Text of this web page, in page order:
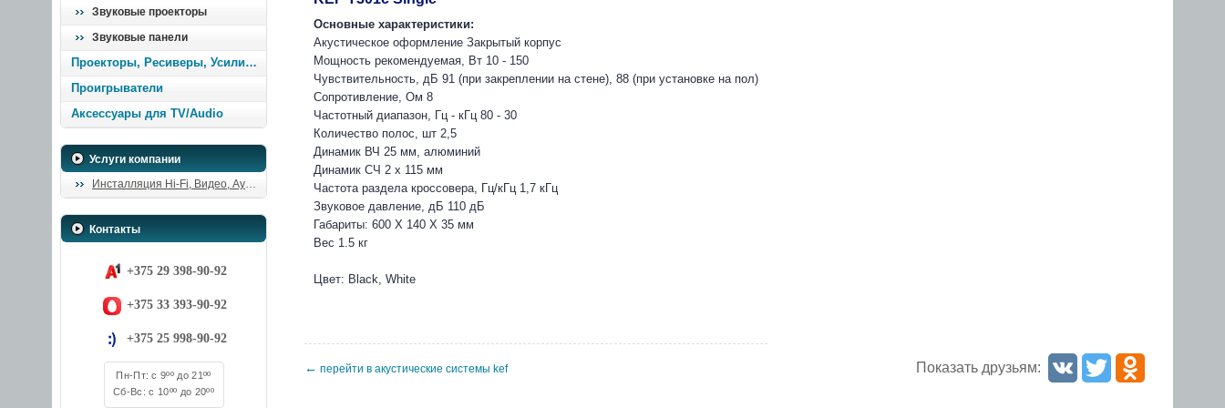
Звуковые проекторы
Звуковые панели
Проекторы, Ресиверы, Усилители
Проигрыватели
Аксессуары для TV/Audio
Услуги компании
Инсталляция Hi-Fi, Видео, Аудио
Контакты
+375 29 398-90-92
+375 33 393-90-92
+375 25 998-90-92
Пн-Пт: с 9ºº до 21ºº
Сб-Вс: с 10ºº до 20ºº
Основные характеристики:
Акустическое оформление Закрытый корпус
Мощность рекомендуемая, Вт 10 - 150
Чувствительность, дБ 91 (при закреплении на стене), 88 (при установке на пол)
Сопротивление, Ом 8
Частотный диапазон, Гц - кГц 80 - 30
Количество полос, шт 2,5
Динамик ВЧ 25 мм, алюминий
Динамик СЧ 2 x 115 мм
Частота раздела кроссовера, Гц/кГц 1,7 кГц
Звуковое давление, дБ 110 дБ
Габариты: 600 X 140 X 35 мм
Вес 1.5 кг
Цвет: Black, White
Показать друзьям:
← перейти в акустические системы kef